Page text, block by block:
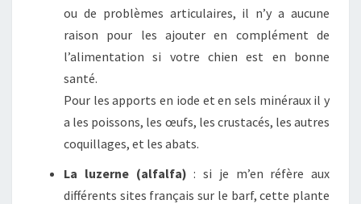
ou de problèmes articulaires, il n’y a aucune
raison pour les ajouter en complément de
l’alimentation si votre chien est en bonne
santé.
Pour les apports en iode et en sels minéraux il y
a les poissons, les œufs, les crustacés, les autres
coquillages, et les abats.
La luzerne (alfalfa) : si je m’en réfère aux
différents sites français sur le barf, cette plante